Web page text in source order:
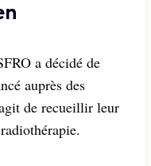
a décidé de
auprès des
de recueillir leur